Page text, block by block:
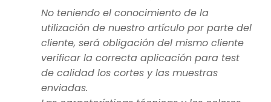
No teniendo el conocimiento de la
utilización de nuestro artículo por parte del
cliente, será obligación del mismo cliente
verificar la correcta aplicación para test
de calidad los cortes y las muestras
enviadas.